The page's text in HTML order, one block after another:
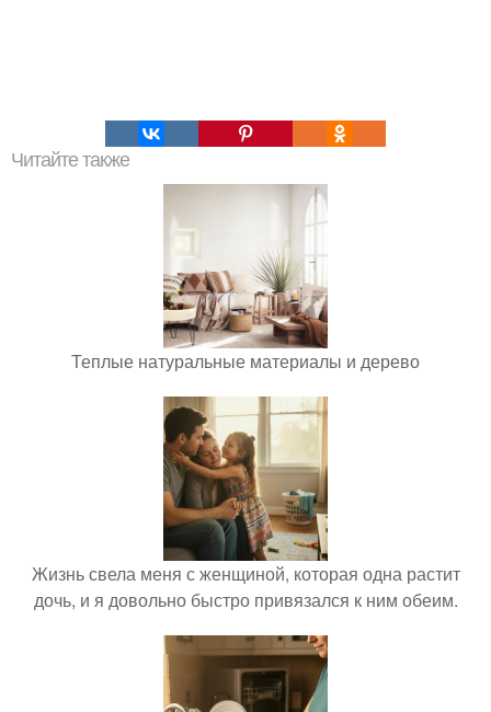
Читайте также
Теплые натуральные материалы и дерево
Жизнь свела меня с женщиной, которая одна растит
дочь, и я довольно быстро привязался к ним обеим.